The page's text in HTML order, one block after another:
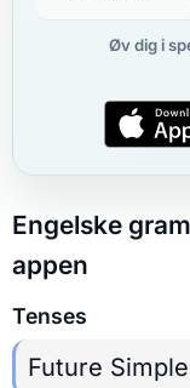
Øv dig i
Engelske
appen
Tenses
Future Simple